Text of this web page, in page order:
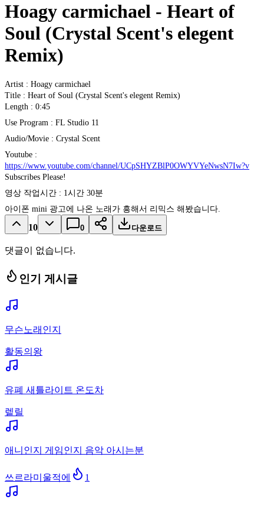
Hoagy carmichael - Heart of
Soul (Crystal Scent's elegent
Remix)
Artist : Hoagy carmichael
Title : Heart of Soul (Crystal Scent's elegent Remix)
Length : 0:45
Use Program : FL Studio 11
Audio/Movie : Crystal Scent
Youtube :
https://www.youtube.com/channel/UCpSHYZBlP0OWYVYeNwsN7Iw?v
Subscribes Please!
영상 작업시간 : 1시간 30분
아이폰 mini 광고에 나온 노래가 흥해서 리믹스 해봤습니다.
10 0 다운로드
댓글이 없습니다.
인기 게시글
무슨노래인지
활동의왕
유폐 새틀라이트 온도차
렡릴
애니인지 게임인지 음악 아시는분
쓰르라미울적에 1